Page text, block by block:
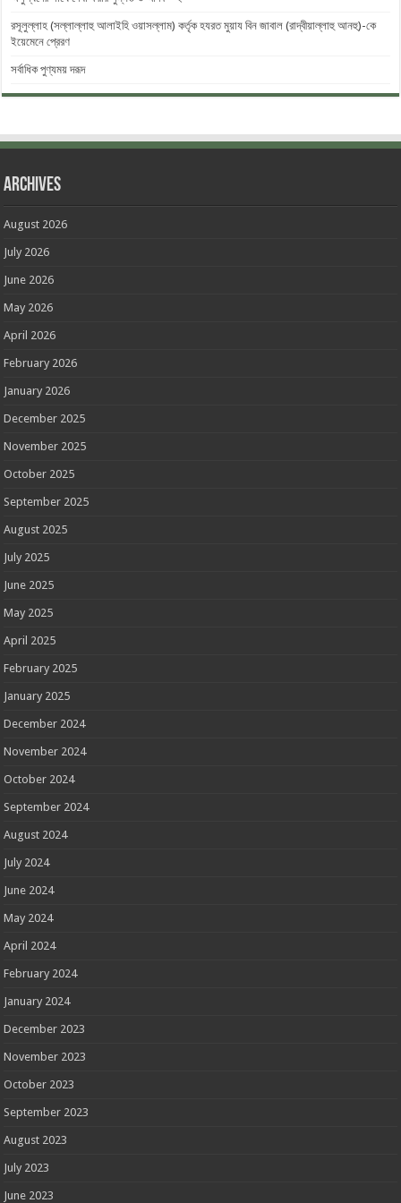
রসূলুল্লাহ (সল্লাল্লাহু আলাইহি ওয়াসল্লাম) কর্তৃক হযরত মুয়ায বিন জাবাল (রাদ্বীয়াল্লাহু আনহু)-কে
ইয়েমেনে প্রেরণ
সর্বাধিক পুণ্যময় দরূদ
Archives
August 2026
July 2026
June 2026
May 2026
April 2026
February 2026
January 2026
December 2025
November 2025
October 2025
September 2025
August 2025
July 2025
June 2025
May 2025
April 2025
February 2025
January 2025
December 2024
November 2024
October 2024
September 2024
August 2024
July 2024
June 2024
May 2024
April 2024
February 2024
January 2024
December 2023
November 2023
October 2023
September 2023
August 2023
July 2023
June 2023